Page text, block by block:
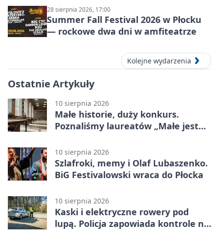
28 sierpnia 2026, 17:00
Summer Fall Festival 2026 w Płocku
— rockowe dwa dni w amfiteatrze
Kolejne wydarzenia
Ostatnie Artykuły
10 sierpnia 2026
Małe historie, duży konkurs.
Poznaliśmy laureatów „Małe jest
10 sierpnia 2026
Szlafroki, memy i Olaf Lubaszenko.
BiG Festivalowski wraca do Płocka
10 sierpnia 2026
Kaski i elektryczne rowery pod
lupą. Policja zapowiada kontrole na